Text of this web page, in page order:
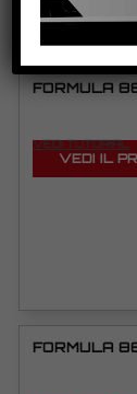
FORMULA
VEDI TUTORIAL
VEDI IL
FORMULA